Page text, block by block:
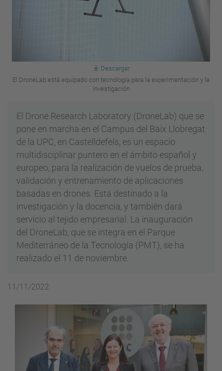
Descargar
El DroneLab está equipado con tecnología para la experimentación y la
investigación
El Drone Research Laboratory (DroneLab) que se
pone en marcha en el Campus del Baix Llobregat
de la UPC, en Castelldefels, es un espacio
multidisciplinar puntero en el ámbito español y
europeo, para la realización de vuelos de prueba,
validación y entrenamiento de aplicaciones
basadas en drones. Está destinado a la
investigación y la docencia, y también dará
servicio al tejido empresarial. La inauguración
del DroneLab, que se integra en el Parque
Mediterráneo de la Tecnología (PMT), se ha
realizado el 11 de noviembre.
11/11/2022